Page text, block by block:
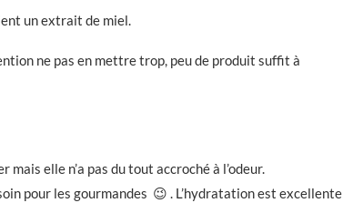
un extrait de miel.
ne pas en mettre trop, peu de produit suffit à
elle n’a pas du tout accroché à l’odeur.
pour les gourmandes 😉 . L’hydratation est excellente